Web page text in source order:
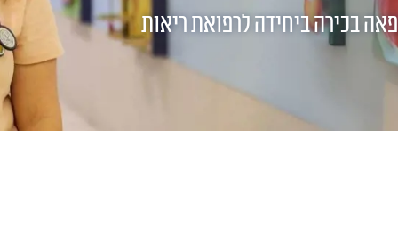
בכירה ביחידה לרפואת ריאות